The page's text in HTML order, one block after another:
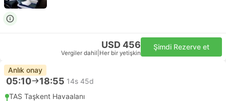
USD 456
Vergiler dahil Her bir yetişkin
Şimdi Rezerve et
Anlık onay
05:10 18:55 14s 45d
TAS Taşkent Havaalanı